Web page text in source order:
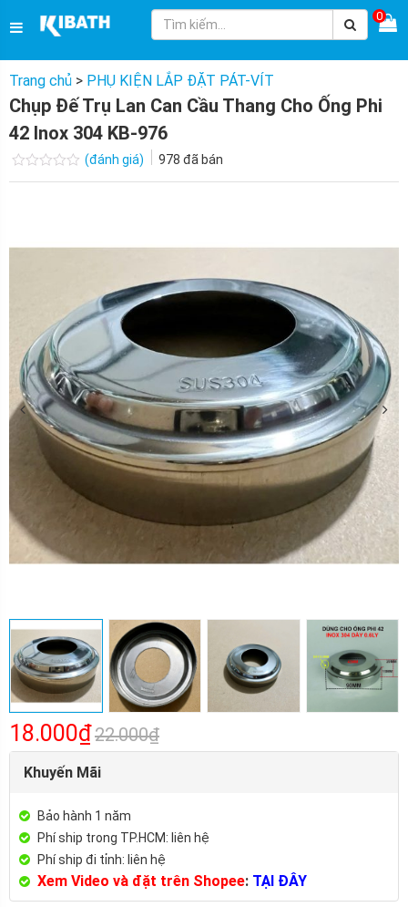
0
Trang chủ > PHỤ KIỆN LẮP ĐẶT PÁT-VÍT
Chụp Đế Trụ Lan Can Cầu Thang Cho Ống Phi
42 Inox 304 KB-976
Được
(đánh giá) 978 đã bán
18.000₫22.000₫
Khuyến Mãi
Bảo hành 1 năm
Phí ship trong TP.HCM: liên hệ
Phí ship đi tỉnh: liên hệ
Xem Video và đặt trên Shopee: TẠI ĐÂY